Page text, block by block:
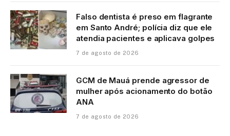
Falso dentista é preso em flagrante
em Santo André; polícia diz que ele
atendia pacientes e aplicava golpes
7 de agosto de 2026
GCM de Mauá prende agressor de
mulher após acionamento do botão
ANA
7 de agosto de 2026